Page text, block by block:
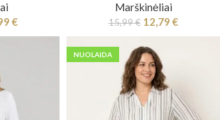
€
Marškinėliai
15,99€ 12,79 €
NUOLAIDA